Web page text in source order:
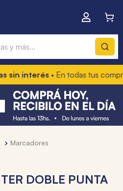
interés• En todas tus compras
marcadores
DOBLE PUNTA